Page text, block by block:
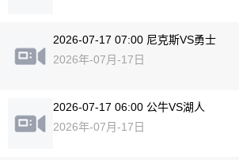
2026-07-17 07:00 尼克斯VS勇士
2026年-07月-17日
2026-07-17 06:00 公牛VS湖人
2026年-07月-17日